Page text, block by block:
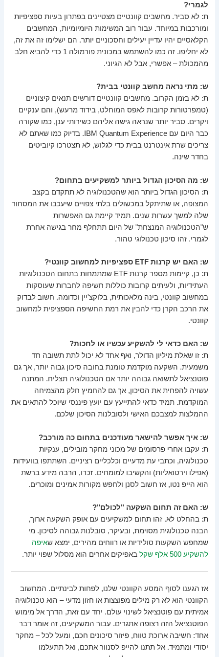
לגמרי?
ת: לא סביר. מחשבים קוונטיים מצטיינים בפתרון בעיות ספציפיות
ומורכבות במיוחד. עבור רוב המשימות היומיומיות, המחשבים
הקלאסיים יהיו עדיין יעילים וחסכוניים יותר. הם ישלימו זה את זה,
לא יחליפו. זה כמו להשתמש במכונית פורמולה 1 כדי להביא חלב
מהמכולת – אפשרי, אבל לא הגיוני.
ש: מתי נראה מחשב קוונטי בבית?
ת: לא בזמן הקרוב. מחשבים קוונטיים דורשים תנאים קיצוניים
(טמפרטורות קרובות לאפס המוחלט, בידוד מרעש), והם ענקיים
ויקרים. סביר יותר שנראה גישה אליהם כשירותי ענן, כמו שקורה
כבר היום עם IBM Quantum Experience. בדיוק כמו שאתם לא
צריכים שרת אינטרנט בבית כדי לגלוש, לא תצטרכו קיוביטים
בחדר שינה.
ש: מה הסיכון הגדול ביותר למשקיעים בתחום?
ת: הסיכון הגדול ביותר הוא שהטכנולוגיה לא תתקדם בקצב
המצופה, או שתיתקל במכשולים בלתי צפויים שיעכבו את המסחור
שלה למשך עשרות שנים. תמיד קיימת גם האפשרות
ש"הטכנולוגיה המנצחת" של היום תתחלף מחר בגישה אחרת
לגמרי. זהו סיכון טכנולוגי טהור.
ש: האם יש קרנות ETF ספציפיות למחשוב קוונטי?
ת: כן, קיימות מספר קרנות ETF שמתמחות בתחום הטכנולוגיות
העתידיות, ולעיתים קרובות כוללות חשיפה לחברות שעוסקות
במחשוב קוונטי, בינה מלאכותית, בלוקצ'יין וכדומה. חשוב לבדוק
את הרכב הקרן כדי להבין את רמת החשיפה הספציפית למחשוב
קוונטי.
ש: האם כדאי לי להשקיע עכשיו או לחכות?
ת: זו שאלת מיליון הדולר, ואף אחד לא יכול לתת תשובה חד
משמעית. השקעה מוקדמת טומנת בחובה סיכון גבוה יותר, אך גם
פוטנציאל לתשואה גבוהה יותר אם הטכנולוגיה תצליח. המתנה
עשויה להפחית את הסיכון, אך גם להחמיץ חלק מהצמיחה
המוקדמת. תמיד כדאי להתייעץ עם יועץ פיננסי שיוכל להתאים את
ההמלצות למצבכם האישי ולסובלנות הסיכון שלכם.
ש: איך אפשר להישאר מעודכנים בתחום כה מורכב?
ת: עקבו אחרי פרסומים של מכוני מחקר מובילים, ענקיות
טכנולוגיה, וכתבי עת מדעיים וכלכליים רציניים. השתתפו בוועידות
(אפילו וירטואליות) והקשיבו למומחים. זכרו, הרבה מידע ברשת
הוא הייפ נטו, אז חשוב לסנן ולחפש מקורות אמינים ומוכרים.
ש: האם זה תחום השקעה "לכולם"?
ת: בהחלט לא. זהו תחום למשקיעים עם אופק השקעה ארוך,
הבנה טכנולוגית מסוימת, ובעיקר, סובלנות גבוהה לסיכון. מי
שמחפש השקעות סולידיות או רווחים מהירים, ימצא שאיפה
להשקיע 500 אלף שקל
באפיקים אחרים הוא מסלול שפוי יותר.
אז הגענו לסוף המסע הקוונטי שלנו, לפחות לבינתיים. המחשוב
הקוונטי הוא לא רק מילים מפוצצות או חזון מדעי – הוא טכנולוגיה
אמיתית עם פוטנציאל לשינוי עולם. יחד עם זאת, הדרך אל מימוש
הפוטנציאל הזה רצופה אתגרים. עבור המשקיעים, זה אומר דבר
אחד: חשיבה ארוכת טווח, פיזור סיכונים חכם, ומעל לכל – מחקר
יסודי ומתמיד. אל תתנו להייפ לסנוור אתכם, ואל תתעלמו